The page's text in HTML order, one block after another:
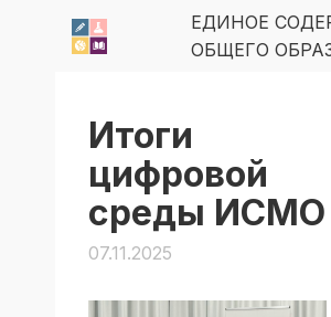
ЕДИНОЕ
ОБЩЕГО
Итоги
цифровой
среды ИСМО
07.11.2025